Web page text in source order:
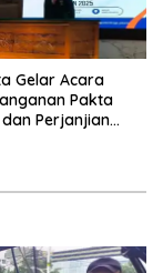
Gelar Acara
Pakta
Perjanjian